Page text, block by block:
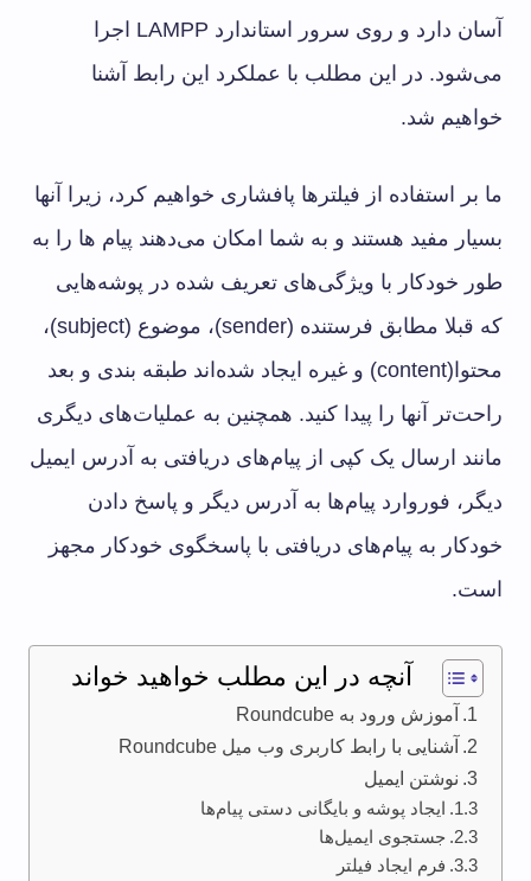
آسان دارد و روی سرور استاندارد LAMPP اجرا
می‌شود. در این مطلب با عملکرد این رابط آشنا
خواهیم شد.
ما بر استفاده از فیلترها پافشاری خواهیم کرد، زیرا آنها
بسیار مفید هستند و به شما امکان می‌دهند پیام ها را به
طور خودکار با ویژگی‌های تعریف شده در پوشه‌هایی
که قبلا مطابق فرستنده (sender)، موضوع (subject)،
محتوا(content) و غیره ایجاد شده‌اند طبقه بندی و بعد
راحت‌تر آنها را پیدا کنید. همچنین به عملیات‌های دیگری
مانند ارسال یک کپی از پیام‌های دریافتی به آدرس ایمیل
دیگر، فوروارد پیام‌ها به آدرس دیگر و پاسخ دادن
خودکار به پیام‌های دریافتی با پاسخگوی خودکار مجهز
است.
آنچه در این مطلب خواهید خواند
آموزش ورود به Roundcube
آشنایی با رابط کاربری وب میل Roundcube
نوشتن ایمیل
ایجاد پوشه و بایگانی دستی پیام‌ها
جستجوی ایمیل‌ها
فرم ایجاد فیلتر